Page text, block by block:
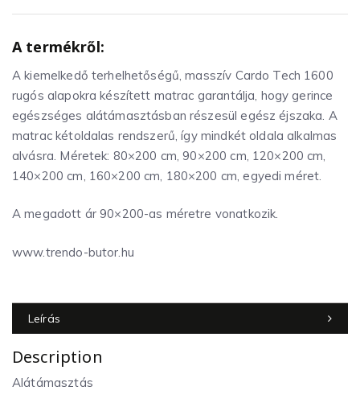
A termékről:
A kiemelkedő terhelhetőségű, masszív Cardo Tech 1600
rugós alapokra készített matrac garantálja, hogy gerince
egészséges alátámasztásban részesül egész éjszaka. A
matrac kétoldalas rendszerű, így mindkét oldala alkalmas
alvásra. Méretek: 80×200 cm, 90×200 cm, 120×200 cm,
140×200 cm, 160×200 cm, 180×200 cm, egyedi méret.
A megadott ár 90×200-as méretre vonatkozik.
www.trendo-butor.hu
Leírás
Description
Alátámasztás